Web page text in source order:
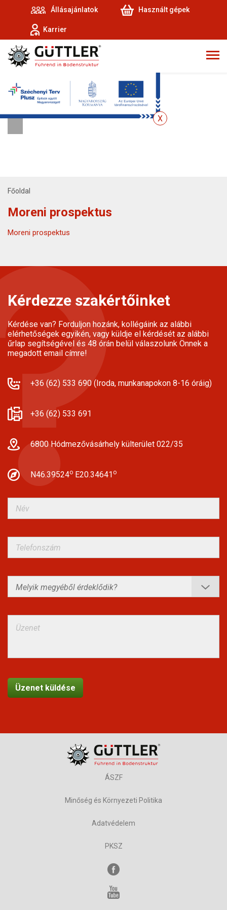
Állásajánlatok Használt gépek
Karrier
Főoldal
Moreni prospektus
Moreni prospektus
Kérdezze szakértőinket
Kérdése van? Forduljon hozánk, kollégáink az alábbi
elérhetőségek egyikén, vagy küldje el kérdését az alábbi
űrlap segítségével és 48 órán belül válaszolunk Önnek a
megadott email címre!
+36 (62) 533 690 (Iroda, munkanapokon 8-16 óráig)
+36 (62) 533 691
6800 Hódmezővásárhely külterület 022/35
N46.39524o E20.34641 o
ÁSZF
Minőség és Környezeti Politika
Adatvédelem
PKSZ